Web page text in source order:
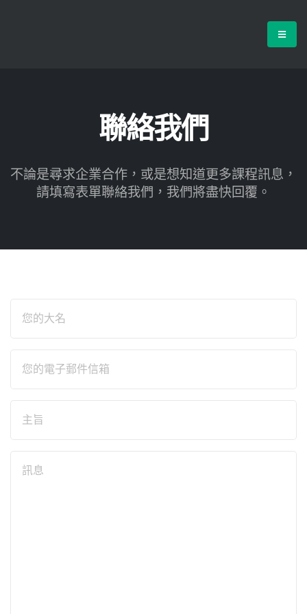
聯絡我們
不論是尋求企業合作，或是想知道更多課程訊息，
請填寫表單聯絡我們，我們將盡快回覆。